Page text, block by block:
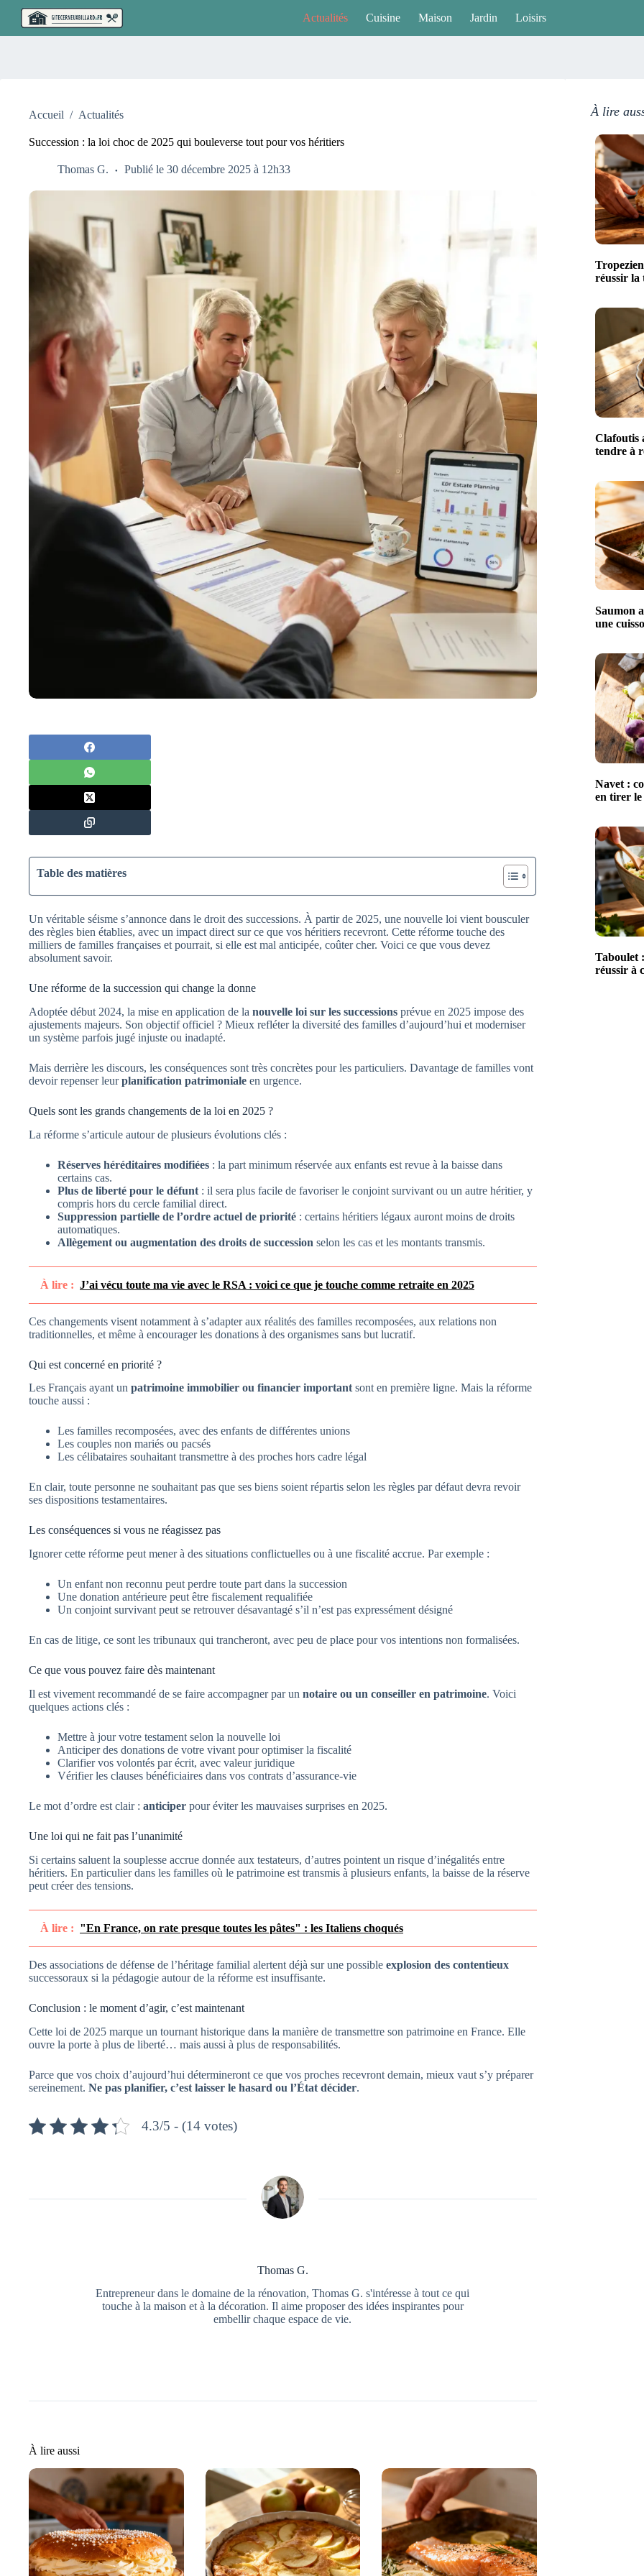
Passer
contenu
Actualités Cuisine Maison Jardin Loisirs
Accueil / Actualités
Succession : la loi choc de 2025 qui bouleverse tout pour vos héritiers
Thomas G. Publié le 30 décembre 2025 à 12h33
Table des matières
Un véritable séisme s’annonce dans le droit des successions. À partir de 2025, une nouvelle loi vient bousculer
des règles bien établies, avec un impact direct sur ce que vos héritiers recevront. Cette réforme touche des
milliers de familles françaises et pourrait, si elle est mal anticipée, coûter cher. Voici ce que vous devez
absolument savoir.
Une réforme de la succession qui change la donne
Adoptée début 2024, la mise en application de la nouvelle loi sur les successions prévue en 2025 impose des
ajustements majeurs. Son objectif officiel ? Mieux refléter la diversité des familles d’aujourd’hui et moderniser
un système parfois jugé injuste ou inadapté.
Mais derrière les discours, les conséquences sont très concrètes pour les particuliers. Davantage de familles vont
devoir repenser leurplanification patrimoniale en urgence.
Quels sont les grands changements de la loi en 2025 ?
La réforme s’articule autour de plusieurs évolutions clés :
Réserves héréditaires modifiées : la part minimum réservée aux enfants est revue à la baisse dans
certains cas.
Plus de liberté pour le défunt : il sera plus facile de favoriser le conjoint survivant ou un autre héritier, y
compris hors du cercle familial direct.
Suppression partielle de l’ordre actuel de priorité : certains héritiers légaux auront moins de droits
automatiques.
Allègement ou augmentation des droits de succession selon les cas et les montants transmis.
À lire : J’ai vécu toute ma vie avec le RSA : voici ce que je touche comme retraite en 2025
Ces changements visent notamment à s’adapter aux réalités des familles recomposées, aux relations non
traditionnelles, et même à encourager les donations à des organismes sans but lucratif.
Qui est concerné en priorité ?
Les Français ayant un patrimoine immobilier ou financier important sont en première ligne. Mais la réforme
touche aussi :
Les familles recomposées, avec des enfants de différentes unions
Les couples non mariés ou pacsés
Les célibataires souhaitant transmettre à des proches hors cadre légal
En clair, toute personne ne souhaitant pas que ses biens soient répartis selon les règles par défaut devra revoir
ses dispositions testamentaires.
Les conséquences si vous ne réagissez pas
Ignorer cette réforme peut mener à des situations conflictuelles ou à une fiscalité accrue. Par exemple :
Un enfant non reconnu peut perdre toute part dans la succession
Une donation antérieure peut être fiscalement requalifiée
Un conjoint survivant peut se retrouver désavantagé s’il n’est pas expressément désigné
En cas de litige, ce sont les tribunaux qui trancheront, avec peu de place pour vos intentions non formalisées.
Ce que vous pouvez faire dès maintenant
Il est vivement recommandé de se faire accompagner par un notaire ou un conseiller en patrimoine. Voici
quelques actions clés :
Mettre à jour votre testament selon la nouvelle loi
Anticiper des donations de votre vivant pour optimiser la fiscalité
Clarifier vos volontés par écrit, avec valeur juridique
Vérifier les clauses bénéficiaires dans vos contrats d’assurance-vie
Le mot d’ordre est clair : anticiper pour éviter les mauvaises surprises en 2025.
Une loi qui ne fait pas l’unanimité
Si certains saluent la souplesse accrue donnée aux testateurs, d’autres pointent un risque d’inégalités entre
héritiers. En particulier dans les familles où le patrimoine est transmis à plusieurs enfants, la baisse de la réserve
peut créer des tensions.
À lire : "En France, on rate presque toutes les pâtes" : les Italiens choqués
Des associations de défense de l’héritage familial alertent déjà sur une possible explosion des contentieux
successoraux si la pédagogie autour de la réforme est insuffisante.
Conclusion : le moment d’agir, c’est maintenant
Cette loi de 2025 marque un tournant historique dans la manière de transmettre son patrimoine en France. Elle
ouvre la porte à plus de liberté… mais aussi à plus de responsabilités.
Parce que vos choix d’aujourd’hui détermineront ce que vos proches recevront demain, mieux vaut s’y préparer
sereinement. Ne pas planifier, c’est laisser le hasard ou l’État décider.
4.3/5 - (14 votes)
Thomas G.
Entrepreneur dans le domaine de la rénovation, Thomas G. s'intéresse à tout ce qui
touche à la maison et à la décoration. Il aime proposer des idées inspirantes pour
embellir chaque espace de vie.
À lire aussi
À lire
réussir la
Clafoutis
tendre à
Saumon
une
Navet :
en tirer
Taboulet
réussir à